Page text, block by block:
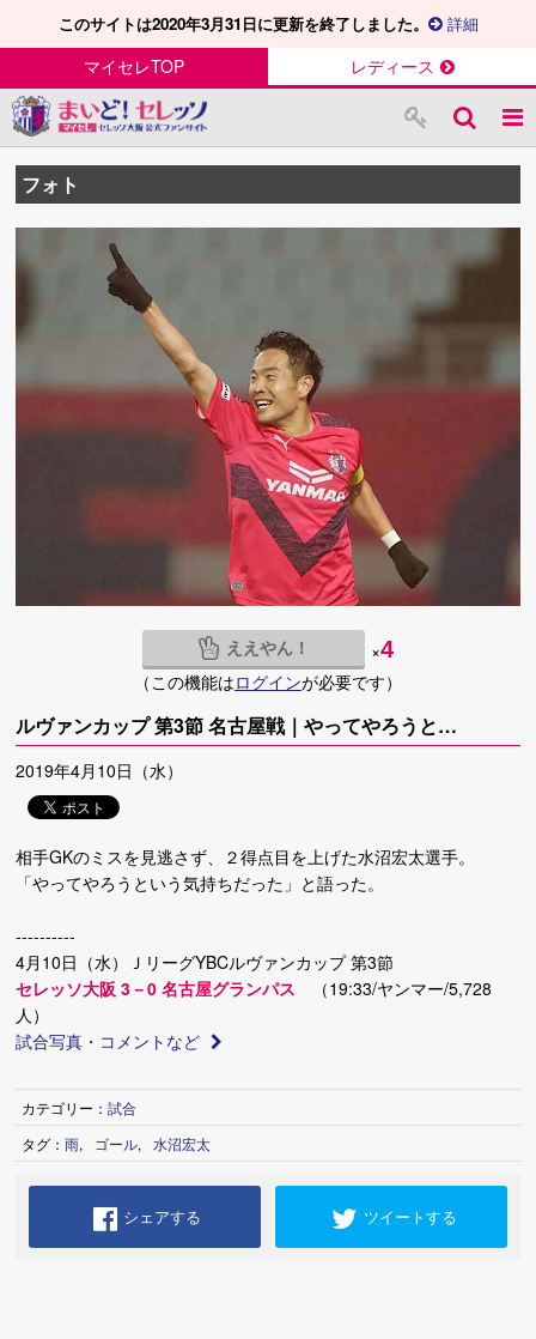
このサイトは2020年3月31日に更新を終了しました。 詳細
マイセレTOP レディース
フォト
ええやん！ ×4
（この機能はログインが必要です）
ルヴァンカップ 第3節 名古屋戦｜やってやろうと…
2019年4月10日（水）
相手GKのミスを見逃さず、２得点目を上げた水沼宏太選手。
「やってやろうという気持ちだった」と語った。
----------
4月10日（水）ＪリーグYBCルヴァンカップ 第3節
セレッソ大阪 3－0 名古屋グランパス （19:33/ヤンマー/5,728
人）
試合写真・コメントなど
カテゴリー：試合
タグ：雨, ゴール, 水沼宏太
シェアする ツイートする